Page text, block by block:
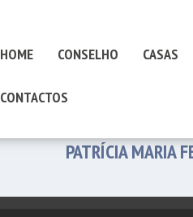
HOME CONSELHO CASAS
CONTACTOS
PATRÍCIA MARIA